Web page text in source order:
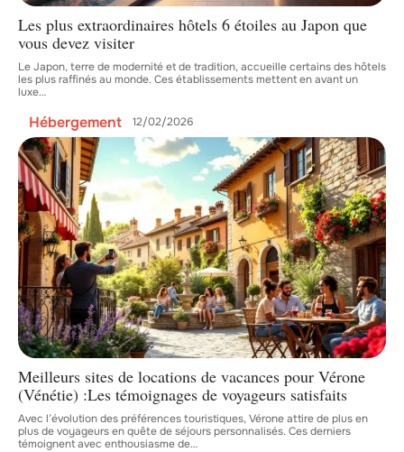
Les plus extraordinaires hôtels 6 étoiles au Japon que
vous devez visiter
Le Japon, terre de modernité et de tradition, accueille certains des hôtels
les plus raffinés au monde. Ces établissements mettent en avant un
luxe…
Hébergement 12/02/2026
Meilleurs sites de locations de vacances pour Vérone
(Vénétie) :Les témoignages de voyageurs satisfaits
Avec l’évolution des préférences touristiques, Vérone attire de plus en
plus de voyageurs en quête de séjours personnalisés. Ces derniers
témoignent avec enthousiasme de…